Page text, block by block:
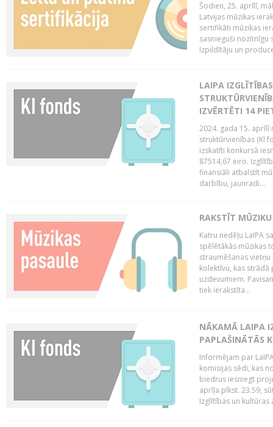
Šodien, 25. aprīlī,
Latvijas mūzikas
sertifikāti mūzikas
sasnieguši nozīmīgu
Izpildītāju un
LAIPA
IZVĒRTĒTI 14
2024. gada 15. aprīlī
struktūrvienības (KI
izskatīti konkursā
87514,67 eiro.
finansiāli atbalstīt
darbību, jaunradi...
RAKSTĪT
Katru nedēļu LaIPA
spēlētākās mūzikas
straumēšanas
kolektīvu, kas
uzdevumiem.
tiek ierakstīta...
NĀKAMĀ LAIPA
PAPLAŠINĀTĀS
Informējam par
komisijas sēdi, kas
biedrus iesniegt
aprīļa plkst. 23.59,
Izglītības un kultūras